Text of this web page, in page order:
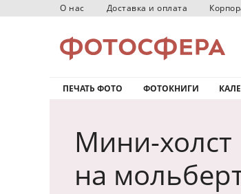
О нас Доставка и оплата
ПЕЧАТЬ ФОТО ФОТОКНИГИ
Мини-холст
на